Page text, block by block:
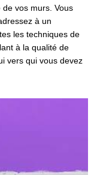
vos murs. Vous
à un
les techniques de
à la qualité de
vers qui vous devez